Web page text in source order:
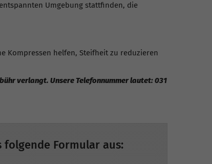
Umgebung stattfinden, die
Kompressen helfen, Steifheit zu reduzieren
verlangt. Unsere Telefonnummer lautet: 031
folgende Formular aus: